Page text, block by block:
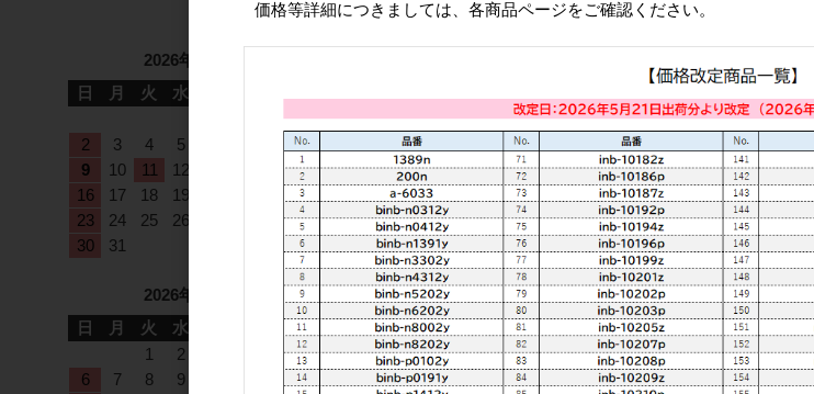
2026年8月
日
月 火 水
1
2
3 4 5
9
10 11 12
15
16
17 18 19
23
24 25 26
29
30
31
2026年9月
日
月 火 水
1
2
6
7 8 9
価格等詳細につきましては、各商品ページをご確認ください。